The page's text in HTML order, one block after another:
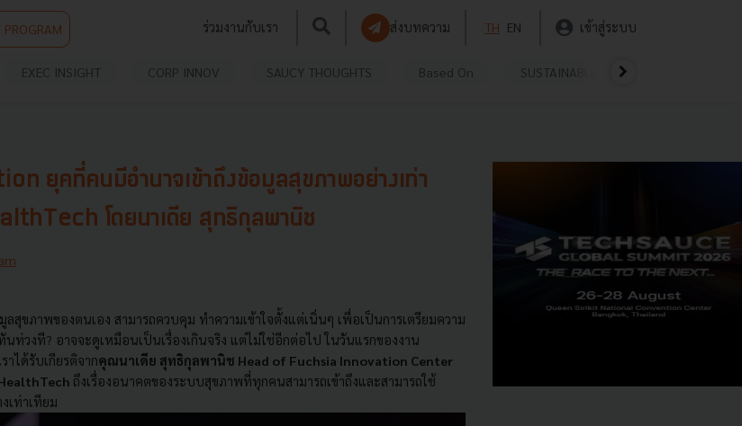
PROGRAM ร่วมงานกับเรา ส่งบทความ TH EN เข้าสู่ระบบ
EXEC INSIGHT CORP INNOV SAUCY THOUGHTS Based On SUSTAINABLE
ยุคที่คนมีอำนาจเข้าถึงข้อมูลสุขภาพอย่างเท่า
โดยนาเดีย สุทธิกุลพานิช
ลสุขภาพของตนเอง สามารถควบคุม ทำความเข้าใจตั้งแต่เนิ่นๆ เพื่อเป็นการเตรียมความ
ท่วงที? อาจจะดูเหมือนเป็นเรื่องเกินจริง แต่ไม่ใช่อีกต่อไป ในวันแรกของงาน
ราได้รับเกียรติจากคุณนาเดีย สุทธิกุลพานิช Head of Fuchsia Innovation Center
ถึงเรื่องอนาคตของระบบสุขภาพที่ทุกคนสามารถเข้าถึงและสามารถใช้
เท่าเทียม